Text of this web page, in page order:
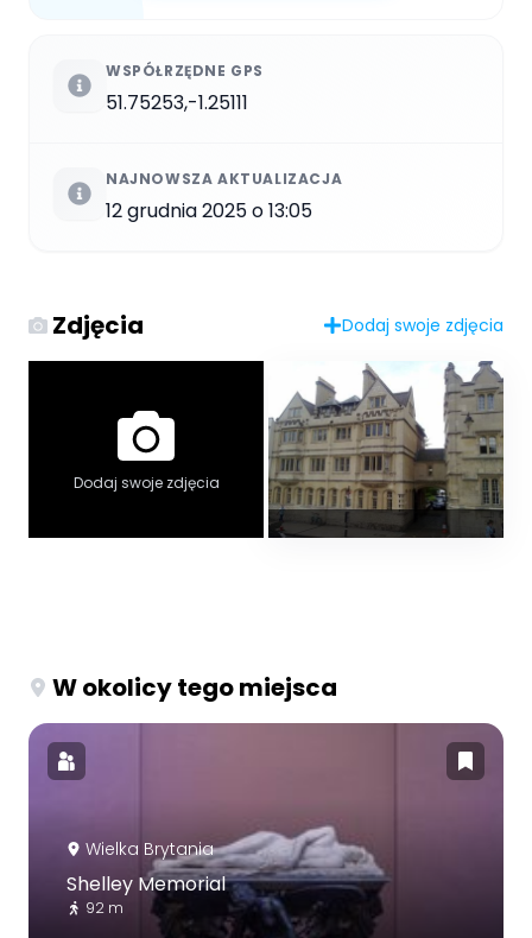
WSPÓŁRZĘDNE GPS
51.75253,-1.25111
NAJNOWSZA AKTUALIZACJA
12 grudnia 2025 o 13:05
Zdjęcia Dodaj swoje zdjęcia
Dodaj swoje zdjęcia
W okolicy tego miejsca
Wielka Brytania
Shelley Memorial
92 m